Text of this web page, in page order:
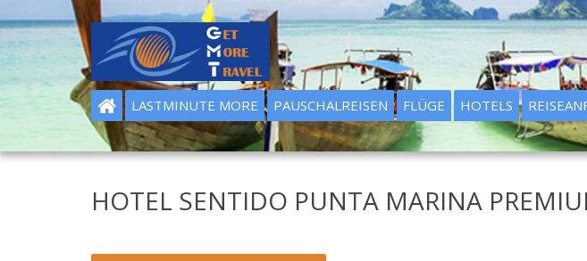
LASTMINUTE MORE PAUSCHALREISEN FLÜGE HOTELS
HOTEL SENTIDO PUNTA MARINA